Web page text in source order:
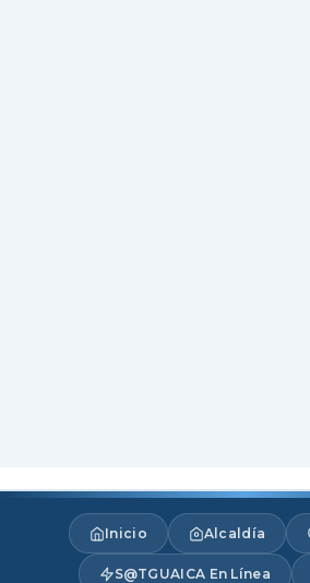
Inicio Alcaldía
S@TGUAICA En Línea